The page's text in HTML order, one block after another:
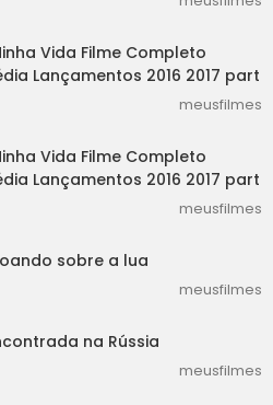
Vida Filme Completo
Lançamentos 2016 2017 part
meusfilmes
Vida Filme Completo
Lançamentos 2016 2017 part
meusfilmes
sobre a lua
meusfilmes
na Rússia
meusfilmes